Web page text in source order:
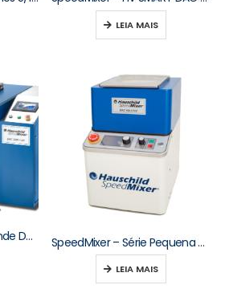
LEIA MAIS
SpeedMixer – Série Grande DAC 3000–10000 SpeedMixer – Série Pequena DAC 150–250
LEIA MAIS